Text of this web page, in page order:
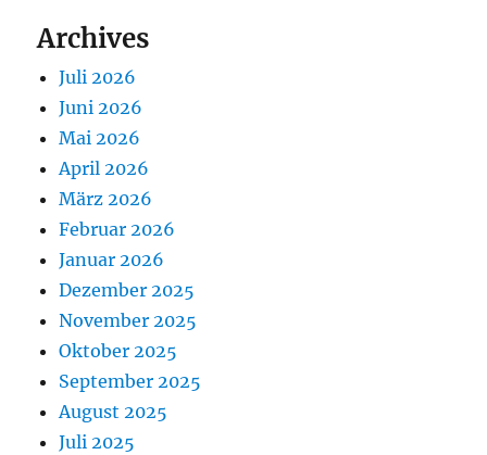
Archives
Juli 2026
Juni 2026
Mai 2026
April 2026
März 2026
Februar 2026
Januar 2026
Dezember 2025
November 2025
Oktober 2025
September 2025
August 2025
Juli 2025